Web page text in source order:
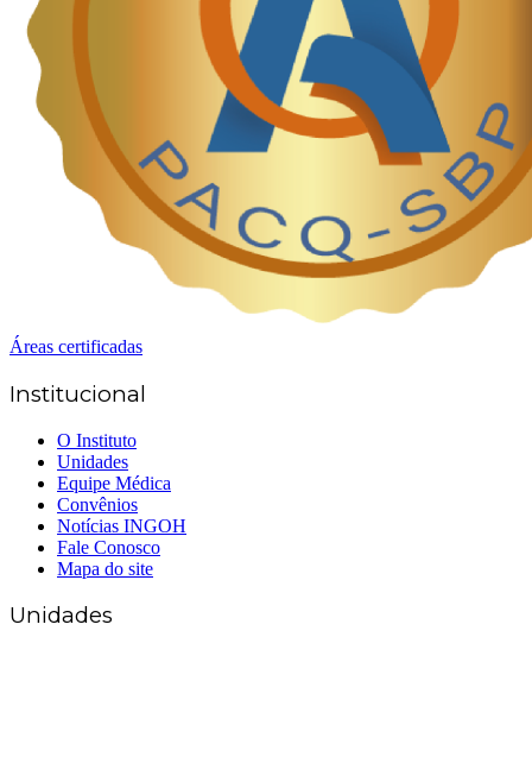
Áreas certificadas
Institucional
O Instituto
Unidades
Equipe Médica
Convênios
Notícias INGOH
Fale Conosco
Mapa do site
Unidades